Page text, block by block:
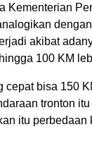
Kementerian
akibat
100 KM
cepat bisa 150
tronton
itu